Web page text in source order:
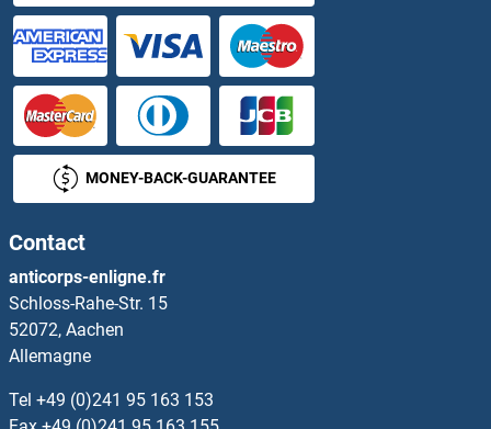
CPVL Kits ELISA
CPZ Kits ELISA
CR1L Kits ELISA
CRADD Kits ELISA
CRAT Kits ELISA
CRBN Kits ELISA
CRCP Kits ELISA
Creatine Kinase MB Kits ELISA
MONEY-BACK-GUARANTEE
Contact
anticorps-enligne.fr
Schloss-Rahe-Str. 15
52072, Aachen
Allemagne
Tel +49 (0)241 95 163 153